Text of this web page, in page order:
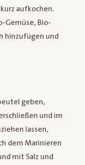
aufkochen.
Gemüse, Bio-
hinzufügen und
geben,
und im
lassen,
dem Marinieren
mit Salz und